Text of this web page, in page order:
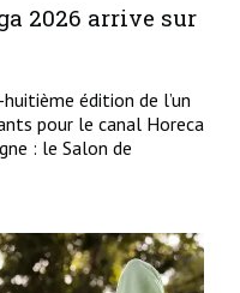
2026 arrive sur
édition de l’un
pour le canal Horeca
: le Salon de